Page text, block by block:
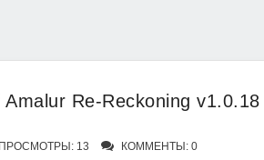
Amalur Re-Reckoning v1.0.18
ПРОСМОТРЫ: 13 КОММЕНТЫ: 0